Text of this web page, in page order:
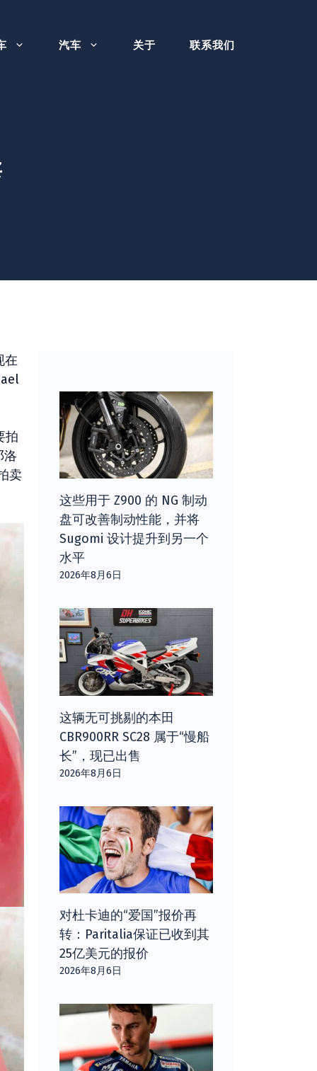
汽车 关于 联系我们
在
拍
洛
卖
这些用于 Z900 的 NG 制动
盘可改善制动性能，并将
Sugomi 设计提升到另一个
水平
2026年8月6日
这辆无可挑剔的本田
CBR900RR SC28 属于“慢船
长”，现已出售
2026年8月6日
对杜卡迪的“爱国”报价再
转：Paritalia保证已收到其
25亿美元的报价
2026年8月6日